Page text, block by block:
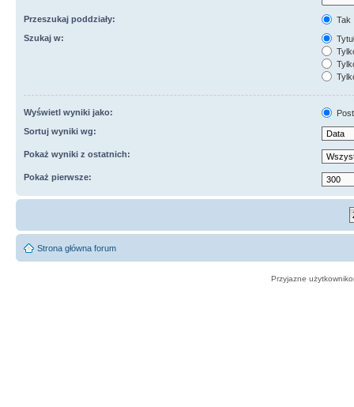
Przeszukaj poddziały:
Tak
Szukaj w:
Wyświetl wyniki jako:
Sortuj wyniki wg:
Pokaż wyniki z ostatnich:
Pokaż pierwsze:
Strona główna forum
Przyjazne